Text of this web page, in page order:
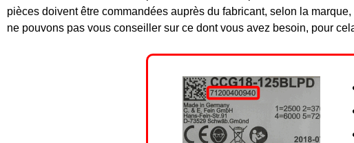
pièces doivent être commandées auprès du fabricant, selon la
ne pouvons pas vous conseiller sur ce dont vous avez besoin, pour